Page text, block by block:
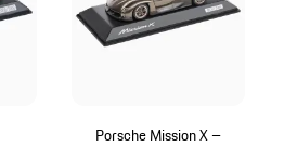
Porsche Mission X –